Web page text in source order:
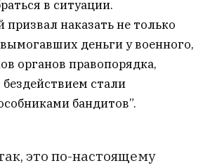
в ситуации.
наказать не только
деньги у военного,
органов правопорядка,
стали
бандитов”.
это по-настоящему